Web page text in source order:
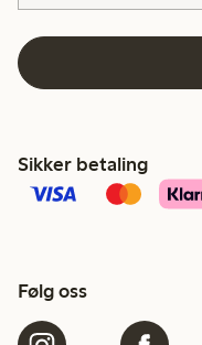
Sikker betaling
Følg oss